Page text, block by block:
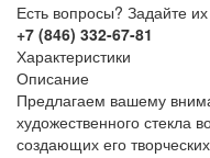
Есть вопросы? Задайте
+7 (846) 332-67-81
Характеристики
Описание
Предлагаем вашему
художественного стекла
создающих его